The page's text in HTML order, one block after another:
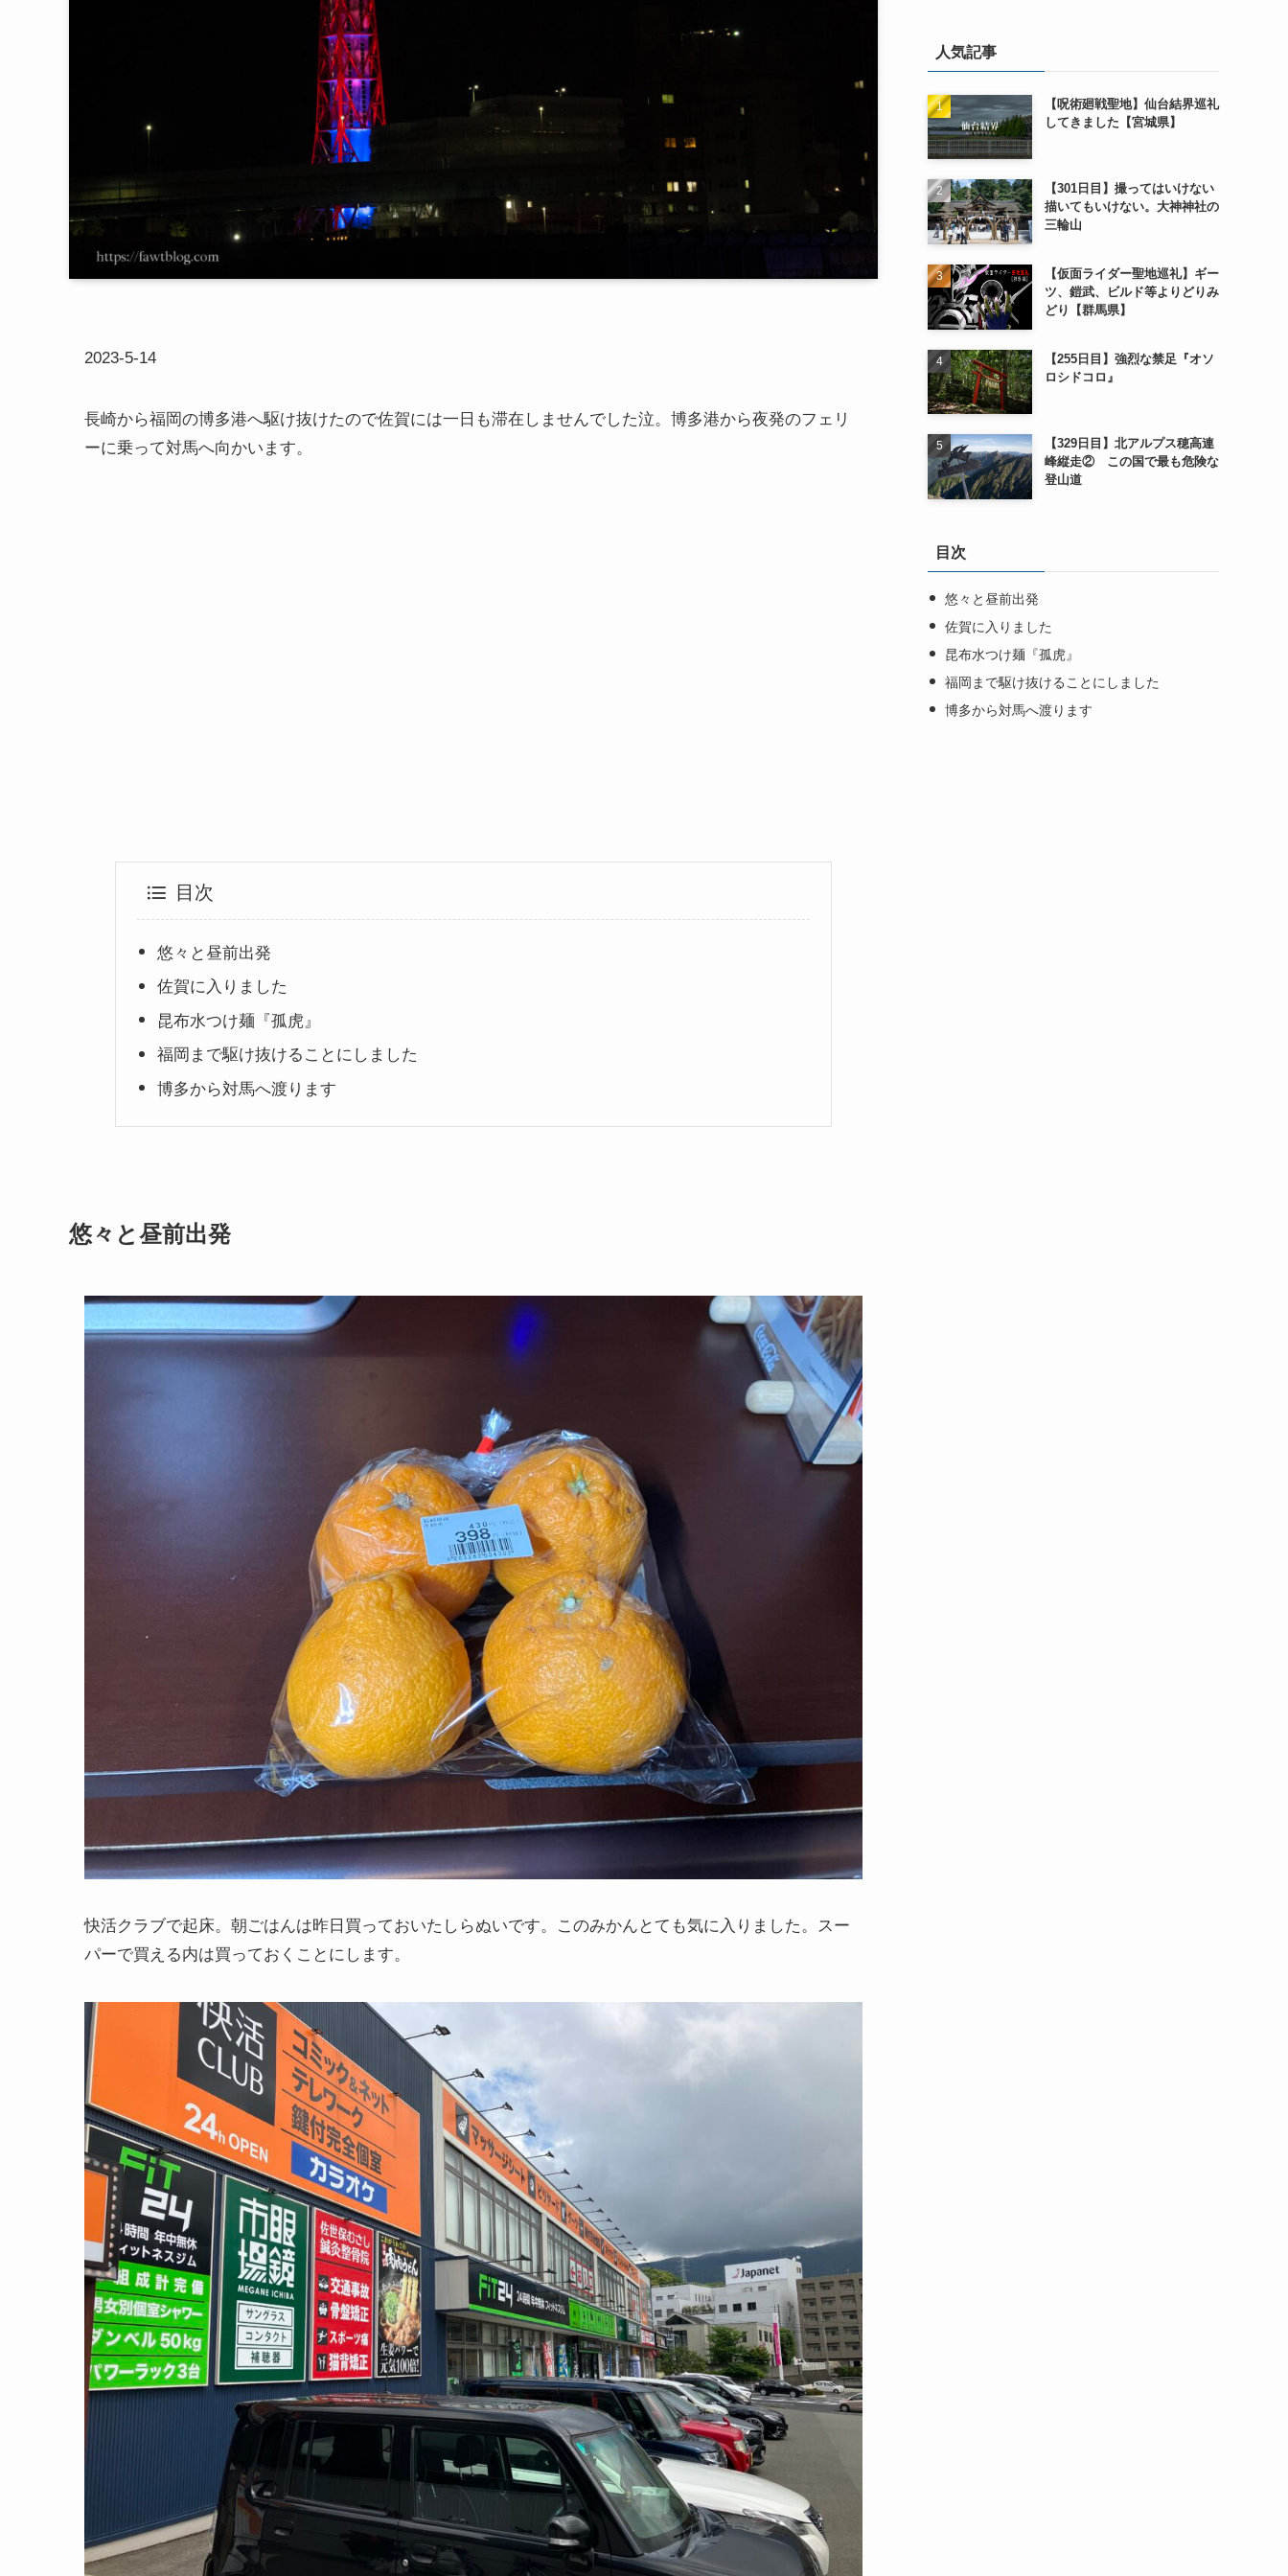
2023-5-14
長崎から福岡の博多港へ駆け抜けたので佐賀には一日も滞在しませんでした泣。博多港から夜発のフェリ
ーに乗って対馬へ向かいます。
目次
悠々と昼前出発
佐賀に入りました
昆布水つけ麺『孤虎』
福岡まで駆け抜けることにしました
博多から対馬へ渡ります
悠々と昼前出発
快活クラブで起床。朝ごはんは昨日買っておいたしらぬいです。このみかんとても気に入りました。スー
パーで買える内は買っておくことにします。
人気記事
【呪術廻戦聖地】仙台結界巡礼
してきました【宮城県】
【301日目】撮ってはいけない
描いてもいけない。大神神社の
三輪山
【仮面ライダー聖地巡礼】ギー
ツ、鎧武、ビルド等よりどりみ
どり【群馬県】
【255日目】強烈な禁足『オソ
ロシドコロ』
【329日目】北アルプス穂高連
峰縦走② この国で最も危険な
登山道
目次
悠々と昼前出発
佐賀に入りました
昆布水つけ麺『孤虎』
福岡まで駆け抜けることにしました
博多から対馬へ渡ります